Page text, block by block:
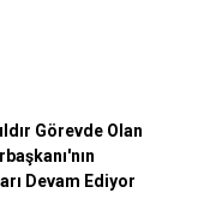
Görevde Olan
Devam Ediyor